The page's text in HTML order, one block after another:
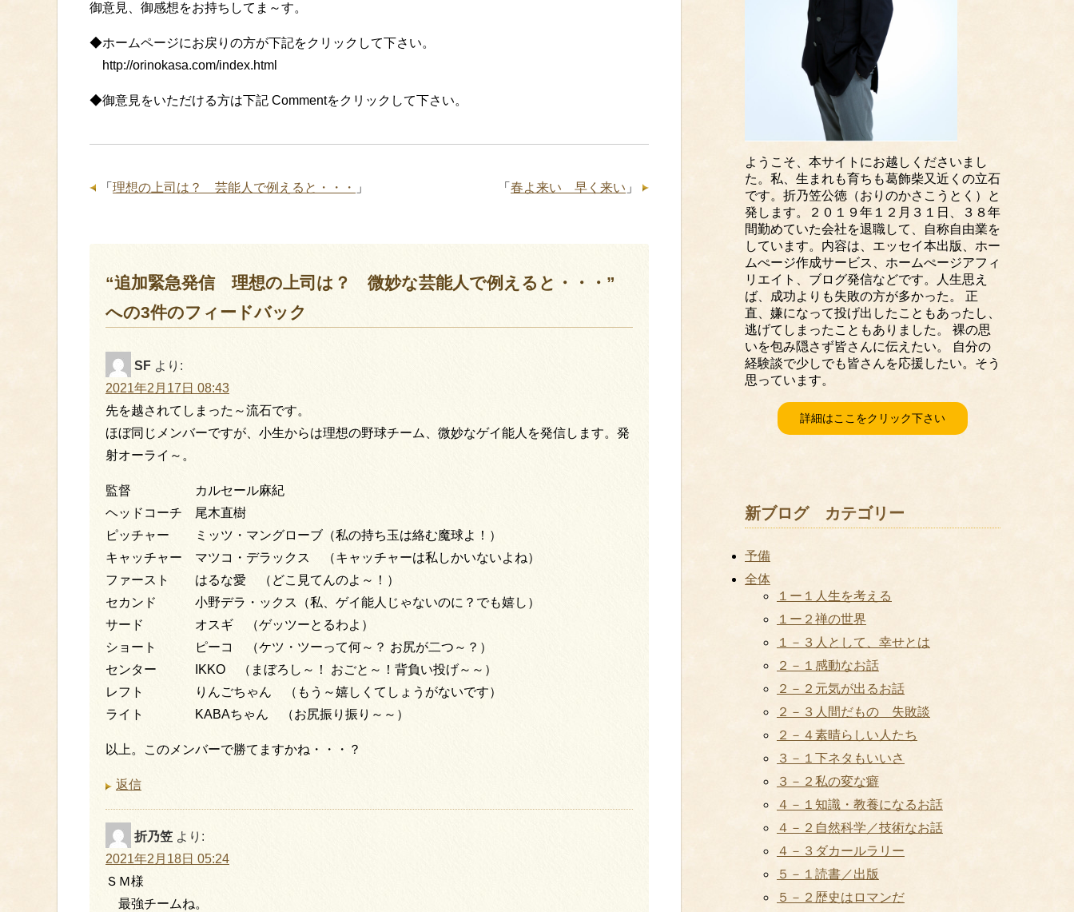
御意見、御感想をお持ちしてま～す。
◆ホームページにお戻りの方が下記をクリックして下さい。
http://orinokasa.com/index.html
◆御意見をいただける方は下記 Commentをクリックして下さい。
「 春よ来い 早く来い 」
「 理想の上司は？ 芸能人で例えると・・・ 」
“追加緊急発信 理想の上司は？ 微妙な芸能人で例えると・・・”
への3件のフィードバック
SF より:
2021年2月17日 08:43
先を越されてしまった～流石です。
ほぼ同じメンバーですが、小生からは理想の野球チーム、微妙なゲイ能人を発信します。発
射オーライ～。
監督 カルセール麻紀
ヘッドコーチ 尾木直樹
ピッチャー ミッツ・マングローブ（私の持ち玉は絡む魔球よ！）
キャッチャー マツコ・デラックス （キャッチャーは私しかいないよね）
ファースト はるな愛 （どこ見てんのよ～！）
セカンド 小野デラ・ックス（私、ゲイ能人じゃないのに？でも嬉し）
サード オスギ （ゲッツーとるわよ）
ショート ピーコ （ケツ・ツーって何～？ お尻が二つ～？）
センター IKKO （まぼろし～！ おごと～！背負い投げ～～）
レフト りんごちゃん （もう～嬉しくてしょうがないです）
ライト KABAちゃん （お尻振り振り～～）
以上。このメンバーで勝てますかね・・・？
返信
折乃笠 より:
2021年2月18日 05:24
ＳＭ様
最強チームね。
ようこそ、本サイトにお越しくださいまし
た。私、生まれも育ちも葛飾柴又近くの立石
です。折乃笠公徳（おりのかさこうとく）と
発します。２０１９年１２月３１日、３８年
間勤めていた会社を退職して、自称自由業を
しています。内容は、エッセイ本出版、ホー
ムぺージ作成サービス、ホームぺージアフィ
リエイト、ブログ発信などです。人生思え
ば、成功よりも失敗の方が多かった。 正
直、嫌になって投げ出したこともあったし、
逃げてしまったこともありました。 裸の思
いを包み隠さず皆さんに伝えたい。 自分の
経験談で少しでも皆さんを応援したい。そう
思っています。
詳細はここをクリック下さい
新ブログ カテゴリー
予備
全体
１ー１人生を考える
１ー２禅の世界
１－３人として、幸せとは
２－１感動なお話
２－２元気が出るお話
２－３人間だもの 失敗談
２－４素晴らしい人たち
３－１下ネタもいいさ
３－２私の変な癖
４－１知識・教養になるお話
４－２自然科学／技術なお話
４－３ダカールラリー
５－１読書／出版
５－２歴史はロマンだ